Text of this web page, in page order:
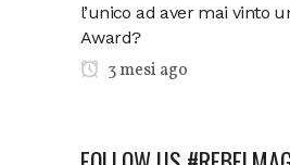
l’unico ad aver mai vinto
Award?
3 mesi ago